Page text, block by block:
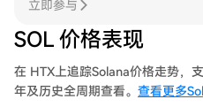
立即参与
SOL 价格表现
在 HTX上追踪Solana价格走势，
年及历史全周期查看。 查看更多